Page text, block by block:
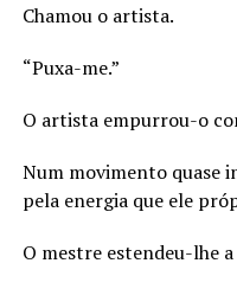
Chamou o artista.
“Puxa-me.”
O artista empurrou-o
Num movimento quase
pela energia que ele
O mestre estendeu-lhe a